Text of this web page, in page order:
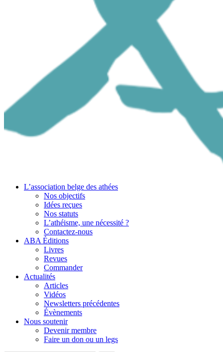
L’association belge des athées
Nos objectifs
Idées reçues
Nos statuts
L’athéisme, une nécessité ?
Contactez-nous
ABA Éditions
Livres
Revues
Commander
Actualités
Articles
Vidéos
Newsletters précédentes
Évènements
Nous soutenir
Devenir membre
Faire un don ou un legs